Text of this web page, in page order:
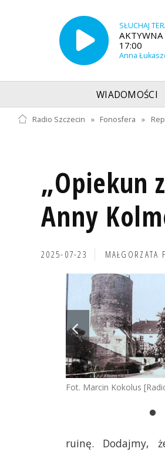
SŁUCHAJ
17:00
Anna
WIADOMOŚCI
Radio Szczecin » Fonosfera »
„Opiekun
Anny
2025-07-23 MAŁGORZATA
Fot. Marcin Kokolus
ruinę. Dodajmy,